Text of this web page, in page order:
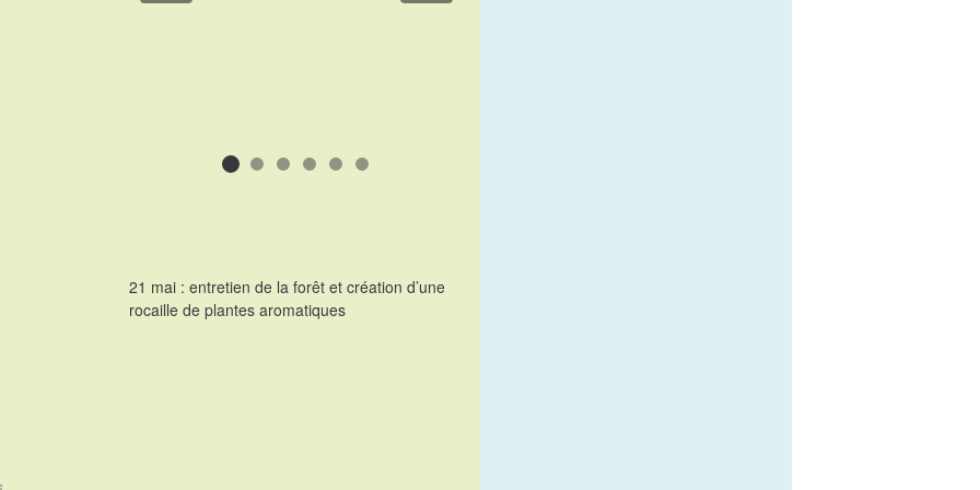
21 mai : entretien de la forêt et création d’une
rocaille de plantes aromatiques